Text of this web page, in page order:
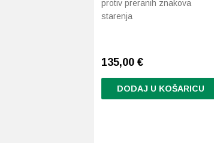
protiv preranih znakova
starenja
135,00 €
DODAJ U KOŠARICU